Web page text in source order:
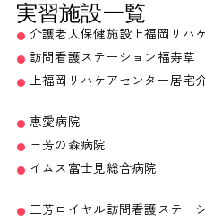
実習施設一覧
介護老人保健施設上福岡リハ
訪問看護ステーション福寿草
上福岡リハケアセンター居宅
恵愛病院
三芳の森病院
イムス富士見総合病院
三芳ロイヤル訪問看護ステー